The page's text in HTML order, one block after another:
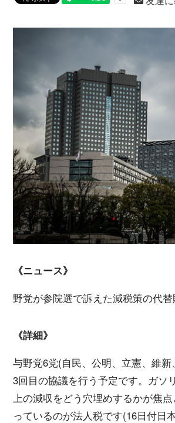
《ニュース》
野党が参院選で訴えた減税策の代
《詳細》
与野党6党(自民、公明、立憲、維
3回目の協議を行う予定です。ガソ
上の減収をどう穴埋めするかが焦
っているのが法人税です(16日付日